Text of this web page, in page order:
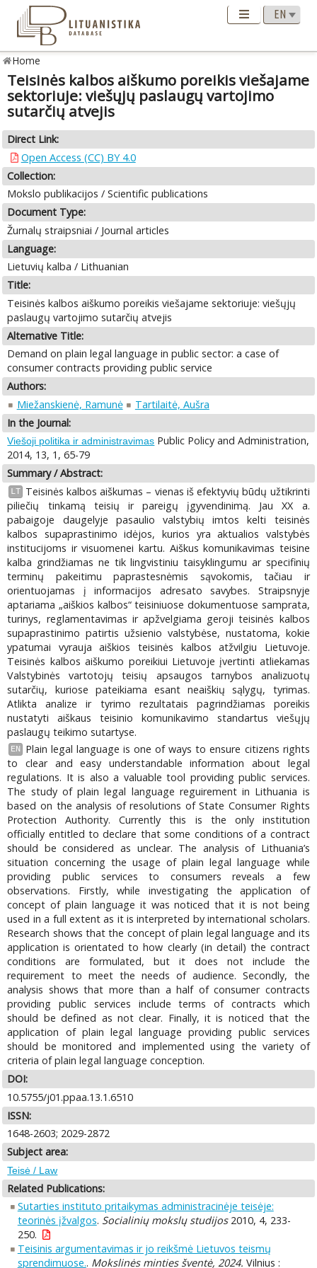
Home
Teisinės kalbos aiškumo poreikis viešajame
sektoriuje: viešųjų paslaugų vartojimo
sutarčių atvejis
Direct Link:
Open Access (CC) BY 4.0
Collection:
Mokslo publikacijos / Scientific publications
Document Type:
Žurnalų straipsniai / Journal articles
Language:
Lietuvių kalba / Lithuanian
Title:
Teisinės kalbos aiškumo poreikis viešajame sektoriuje: viešųjų
paslaugų vartojimo sutarčių atvejis
Alternative Title:
Demand on plain legal language in public sector: a case of
consumer contracts providing public service
Authors:
Miežanskienė, Ramunė
Tartilaitė, Aušra
In the Journal:
Viešoji politika ir administravimas Public Policy and Administration,
2014, 13, 1, 65-79
Summary / Abstract:
LT
Teisinės kalbos aiškumas – vienas iš efektyvių būdų užtikrinti
piliečių tinkamą teisių ir pareigų įgyvendinimą. Jau XX a.
pabaigoje daugelyje pasaulio valstybių imtos kelti teisinės
kalbos supaprastinimo idėjos, kurios yra aktualios valstybės
institucijoms ir visuomenei kartu. Aiškus komunikavimas teisine
kalba grindžiamas ne tik lingvistiniu taisyklingumu ar specifinių
terminų pakeitimu paprastesnėmis sąvokomis, tačiau ir
orientuojamas į informacijos adresato savybes. Straipsnyje
aptariama „aiškios kalbos“ teisiniuose dokumentuose samprata,
turinys, reglamentavimas ir apžvelgiama geroji teisinės kalbos
supaprastinimo patirtis užsienio valstybėse, nustatoma, kokie
ypatumai vyrauja aiškios teisinės kalbos atžvilgiu Lietuvoje.
Teisinės kalbos aiškumo poreikiui Lietuvoje įvertinti atliekamas
Valstybinės vartotojų teisių apsaugos tarnybos analizuotų
sutarčių, kuriose pateikiama esant neaiškių sąlygų, tyrimas.
Atlikta analize ir tyrimo rezultatais pagrindžiamas poreikis
nustatyti aiškaus teisinio komunikavimo standartus viešųjų
paslaugų teikimo sutartyse.
EN
Plain legal language is one of ways to ensure citizens rights
to clear and easy understandable information about legal
regulations. It is also a valuable tool providing public services.
The study of plain legal language reguirement in Lithuania is
based on the analysis of resolutions of State Consumer Rights
Protection Authority. Currently this is the only institution
officially entitled to declare that some conditions of a contract
should be considered as unclear. The analysis of Lithuania’s
situation concerning the usage of plain legal language while
providing public services to consumers reveals a few
observations. Firstly, while investigating the application of
concept of plain language it was noticed that it is not being
used in a full extent as it is interpreted by international scholars.
Research shows that the concept of plain legal language and its
application is orientated to how clearly (in detail) the contract
conditions are formulated, but it does not include the
requirement to meet the needs of audience. Secondly, the
analysis shows that more than a half of consumer contracts
providing public services include terms of contracts which
should be defined as not clear. Finally, it is noticed that the
application of plain legal language providing public services
should be monitored and implemented using the variety of
criteria of plain legal language conception.
DOI:
10.5755/j01.ppaa.13.1.6510
ISSN:
1648-2603; 2029-2872
Subject area:
Teisė / Law
Related Publications:
Sutarties instituto pritaikymas administracinėje teisėje:
teorinės įžvalgos. Socialinių mokslų studijos2010, 4, 233-
250.
Teisinis argumentavimas ir jo reikšmė Lietuvos teismų
sprendimuose.. Mokslinės minties šventė, 2024. Vilnius :